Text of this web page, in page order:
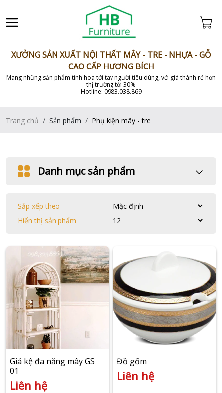
XƯỞNG SẢN XUẤT NỘI THẤT MÂY - TRE - NHỰA - GỖ
CAO CẤP HƯƠNG BÍCH
Mang những sản phẩm tinh hoa tới tay người tiêu dùng, với giá thành rẻ hơn
thị trường tới 30%
Hotline: 0983.038.869
Trang chủ Sản phẩm Phụ kiện mây - tre
Danh mục sản phẩm
Sắp xếp theo
Hiển thị sản phẩm
Giá kệ đa năng mây GS
01
Liên hệ
Đồ gốm
Liên hệ